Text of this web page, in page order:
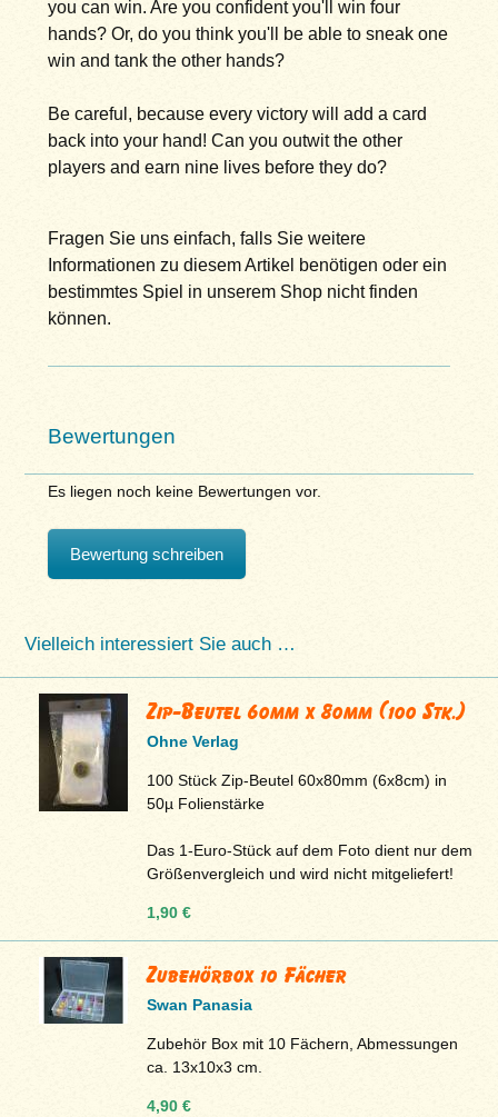
you can win. Are you confident you'll win four
hands? Or, do you think you'll be able to sneak one
win and tank the other hands?
Be careful, because every victory will add a card
back into your hand! Can you outwit the other
players and earn nine lives before they do?
Fragen Sie uns einfach, falls Sie weitere
Informationen zu diesem Artikel benötigen oder ein
bestimmtes Spiel in unserem Shop nicht finden
können.
Bewertungen
Es liegen noch keine Bewertungen vor.
Bewertung schreiben
Vielleich interessiert Sie auch …
Zip-Beutel 60mm x 80mm (100 Stk.)
Ohne Verlag
100 Stück Zip-Beutel 60x80mm (6x8cm) in
50µ Folienstärke
Das 1-Euro-Stück auf dem Foto dient nur dem
Größenvergleich und wird nicht mitgeliefert!
1,90 €
Zubehörbox 10 Fächer
Swan Panasia
Zubehör Box mit 10 Fächern, Abmessungen
ca. 13x10x3 cm.
4,90 €